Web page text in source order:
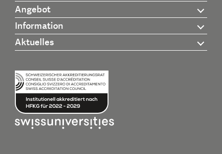
Angebot
Information
Aktuelles